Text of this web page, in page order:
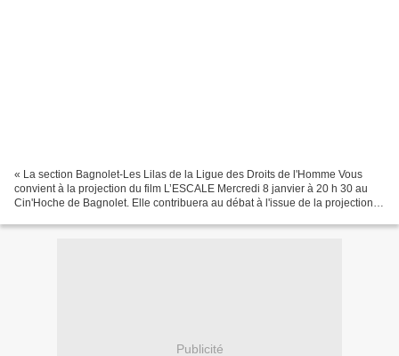
« La section Bagnolet-Les Lilas de la Ligue des Droits de l'Homme Vous
convient à la projection du film L’ESCALE Mercredi 8 janvier à 20 h 30 au
Cin'Hoche de Bagnolet. Elle contribuera au débat à l'issue de la projection
Publicité